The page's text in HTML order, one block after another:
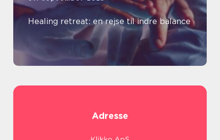
Healing retreat: en rejse til indre balance
Adresse